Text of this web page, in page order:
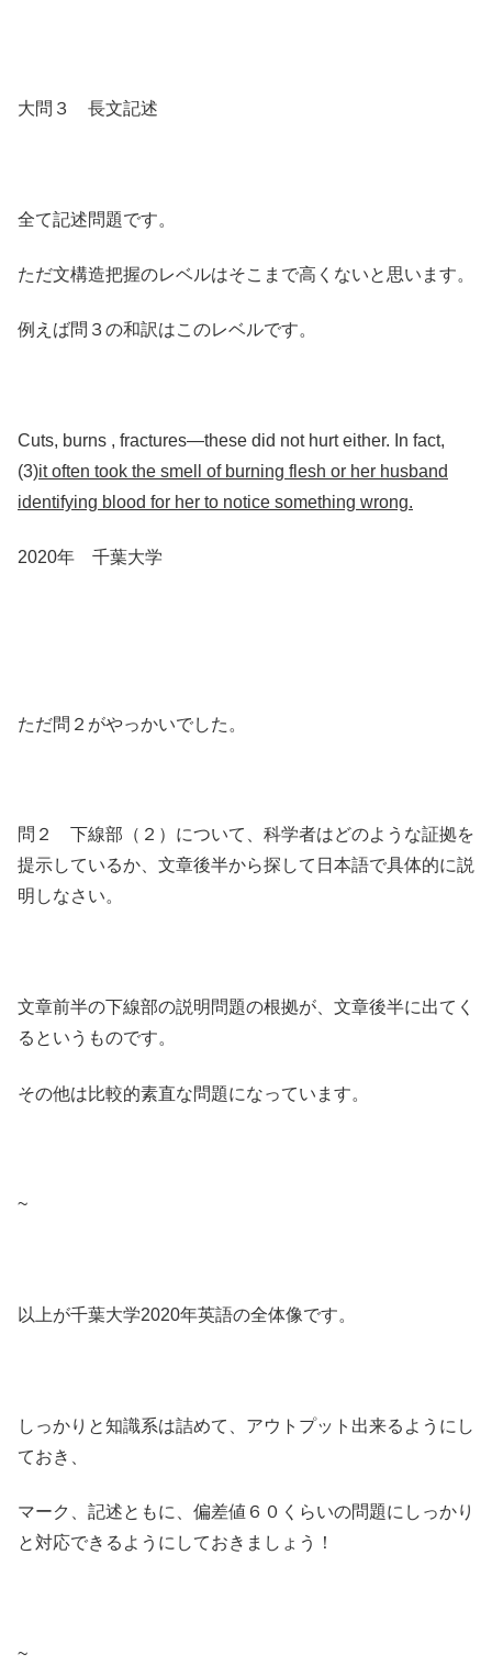
大問３ 長文記述
全て記述問題です。
ただ文構造把握のレベルはそこまで高くないと思います。
例えば問３の和訳はこのレベルです。
Cuts, burns , fractures―these did not hurt either. In fact,
(3)it often took the smell of burning flesh or her husband
identifying blood for her to notice something wrong.
2020年 千葉大学
ただ問２がやっかいでした。
問２ 下線部（２）について、科学者はどのような証拠を
提示しているか、文章後半から探して日本語で具体的に説
明しなさい。
文章前半の下線部の説明問題の根拠が、文章後半に出てく
るというものです。
その他は比較的素直な問題になっています。
~
以上が千葉大学2020年英語の全体像です。
しっかりと知識系は詰めて、アウトプット出来るようにし
ておき、
マーク、記述ともに、偏差値６０くらいの問題にしっかり
と対応できるようにしておきましょう！
~